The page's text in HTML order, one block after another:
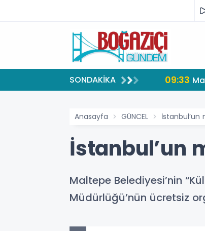
SONDAKİKA 09:33
Anasayfa GÜNCEL
İstanbul’un
Maltepe Belediyesi’nin
Müdürlüğü’nün ücretsiz